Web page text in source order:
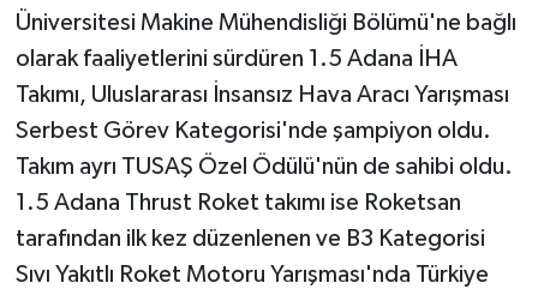
Üniversitesi Makine Mühendisliği Bölümü'ne bağlı
olarak faaliyetlerini sürdüren 1.5 Adana İHA
Takımı, Uluslararası İnsansız Hava Aracı Yarışması
Serbest Görev Kategorisi'nde şampiyon oldu.
Takım ayrı TUSAŞ Özel Ödülü'nün de sahibi oldu.
1.5 Adana Thrust Roket takımı ise Roketsan
tarafından ilk kez düzenlenen ve B3 Kategorisi
Sıvı Yakıtlı Roket Motoru Yarışması'nda Türkiye